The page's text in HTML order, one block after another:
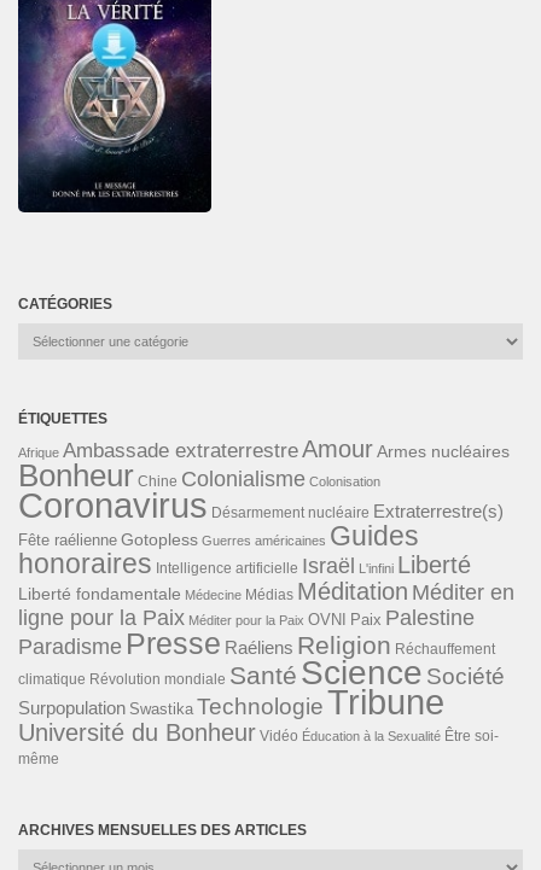
CATÉGORIES
Catégories
ÉTIQUETTES
Afrique Ambassade extraterrestreAmourArmes nucléaires
Bonheur Chine Colonialisme Colonisation
Coronavirus Désarmement nucléaire Extraterrestre(s)
Fête raélienne Gotopless Guerres américaines Guides
honoraires Intelligence artificielle Israël L'infini Liberté
Liberté fondamentale Médecine Médias Méditation Méditer en
ligne pour la Paix Méditer pour la Paix OVNI Paix Palestine
Paradisme Presse Raéliens Religion Réchauffement
climatique Révolution mondiale Santé Science Société
Surpopulation Swastika TechnologieTribune
Université du Bonheur Vidéo Éducation à la Sexualité Être soi-
même
ARCHIVES MENSUELLES DES ARTICLES
Archives